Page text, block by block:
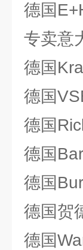
德国
专卖意
德国
德国
德国
德国
德国
德国贺
德国